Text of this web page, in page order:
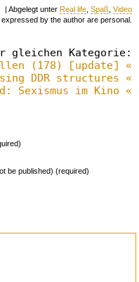
| Abgelegt unter Real life Spaß Video
by the author are personal.
gleichen Kategorie:
(178) [update] «
DDR structures «
Sexismus im Kino «
be published) (required)